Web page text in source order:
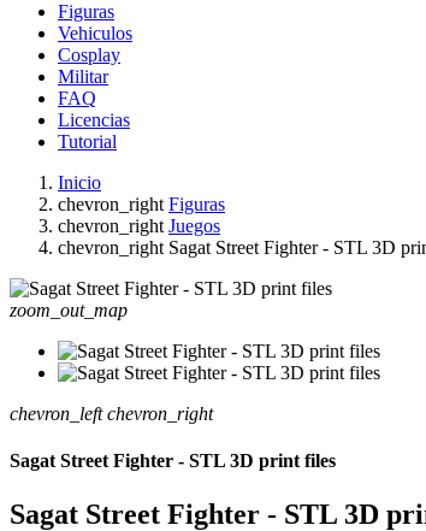
Figuras
Vehiculos
Cosplay
Militar
FAQ
Licencias
Tutorial
Inicio
chevron_right Figuras
chevron_right Juegos
chevron_right Sagat Street Fighter - STL 3D
zoom_out_map
chevron_left chevron_right
Sagat Street Fighter - STL 3D print files
Sagat Street Fighter - STL 3D